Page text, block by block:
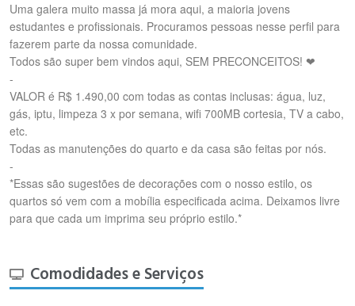
Uma galera muito massa já mora aqui, a maioria jovens
estudantes e profissionais. Procuramos pessoas nesse perfil para
fazerem parte da nossa comunidade.
Todos são super bem vindos aqui, SEM PRECONCEITOS! ❤
-
VALOR é R$ 1.490,00 com todas as contas inclusas: água, luz,
gás, iptu, limpeza 3 x por semana, wifi 700MB cortesia, TV a cabo,
etc.
Todas as manutenções do quarto e da casa são feitas por nós.
-
*Essas são sugestões de decorações com o nosso estilo, os
quartos só vem com a mobília especificada acima. Deixamos livre
para que cada um imprima seu próprio estilo.*
Comodidades e Serviços